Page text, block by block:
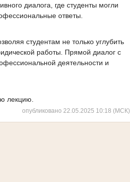
диалога, где студенты могли
ответы.
студентам не только углубить
работы. Прямой диалог с
деятельности и
лекцию.
опубликовано 22.05.2025 10:18 (МСК)